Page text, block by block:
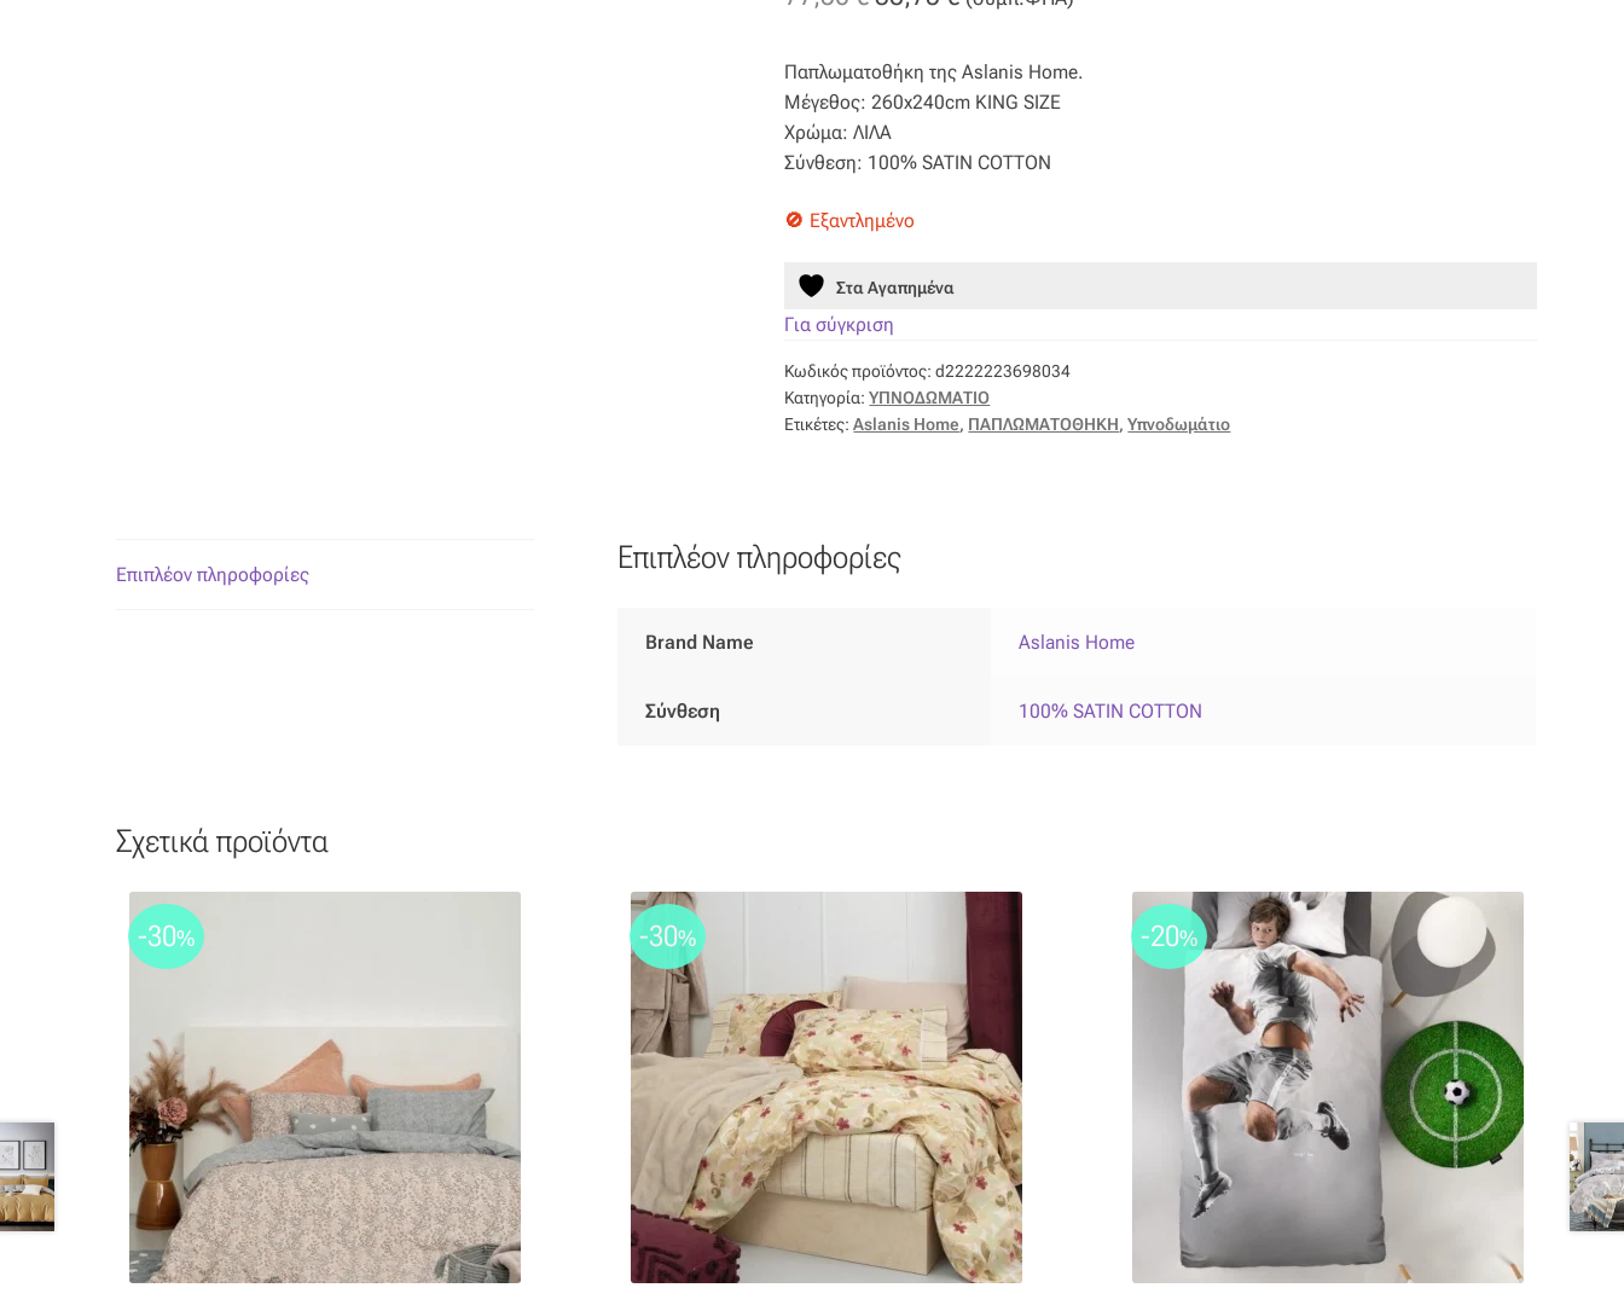
was:
77,50 €.
τιμή
38,75 €.
Παπλωματοθήκη της Aslanis Home.
Μέγεθος: 260x240cm KING SIZE
Χρώμα: ΛΙΛΑ
Σύνθεση: 100% SATIN COTTON
Εξαντλημένο
Στα Αγαπημένα
Για σύγκριση
Κωδικός προϊόντος:d2222223698034
Κατηγορία:ΥΠΝΟΔΩΜΑΤΙΟ
Ετικέτες:Aslanis Home, ΠΑΠΛΩΜΑΤΟΘΗΚΗ,Υπνοδωμάτιο
Επιπλέον πληροφορίες Επιπλέον πληροφορίες
Brand Name Aslanis Home
Σύνθεση 100% SATIN COTTON
Σχετικά προϊόντα
-30% -30% -20%